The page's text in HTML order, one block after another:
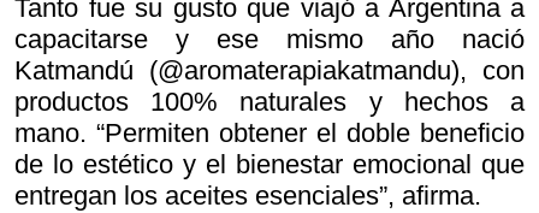
Tanto fue su gusto que viajó a Argentina a
capacitarse y ese mismo año nació
Katmandú (@aromaterapiakatmandu), con
productos 100% naturales y hechos a
mano. “Permiten obtener el doble beneficio
de lo estético y el bienestar emocional que
entregan los aceites esenciales”, afirma.